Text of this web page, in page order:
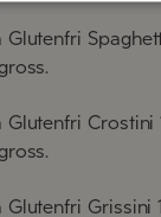
Glutenfri
Glutenfri
Glutenfri Grissini